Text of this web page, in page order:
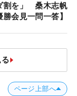
割を」 桑木志帆
会見一問一答】
ページ上部へ